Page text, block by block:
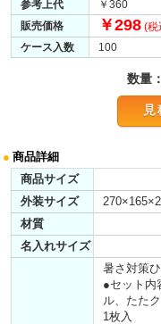
参考上代
￥360
販売価格
￥298 (税
ケース入数
100
数量：
● 商品詳細
商品サイズ
外装サイズ
材質
名入れサイズ
暑さ対策
●セット内
ル、たた
1枚入